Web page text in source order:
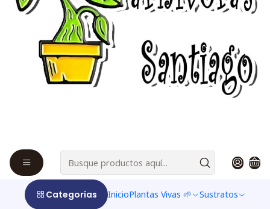
Categorías InicioPlantas Vivas 🌱 Sustratos